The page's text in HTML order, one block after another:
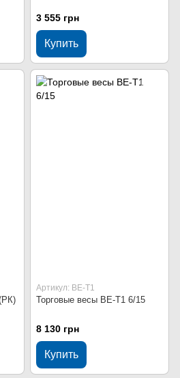
3 555 грн
Купить
Артикул: ВЕ-Т1
Торговые весы ВЕ-Т1 6/15
8 130 грн
Купить